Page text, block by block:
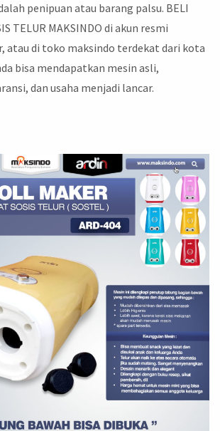
penipuan atau barang palsu. BELI
TELUR MAKSINDO di akun resmi
atau di toko maksindo terdekat dari kota
bisa mendapatkan mesin asli,
dan usaha menjadi lancar.